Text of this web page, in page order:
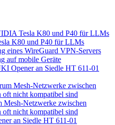
Tesla K80 und P40 für LLMs
K80 und P40 für LLMs
eines WireGuard VPN-Servers
auf mobile Geräte
Opener an Siedle HT 611-01
Mesh-Netzwerke zwischen
oft nicht kompatibel sind
Mesh-Netzwerke zwischen
oft nicht kompatibel sind
an Siedle HT 611-01